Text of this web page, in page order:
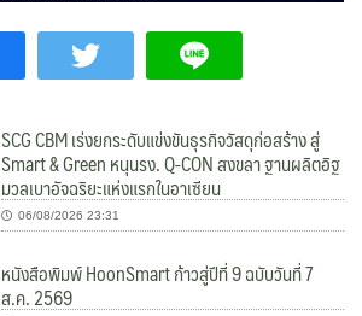
SCG CBM เร่งยกระดับแข่งขันธุรกิจวัสดุก่อสร้าง สู่
Smart & Green หนุนรง. Q-CON สงขลา ฐานผลิตอิฐ
มวลเบาอัจฉริยะแห่งแรกในอาเซียน
06/08/2026 23:31
หนังสือพิมพ์ HoonSmart ก้าวสู่ปีที่ 9 ฉบับวันที่ 7
ส.ค. 2569